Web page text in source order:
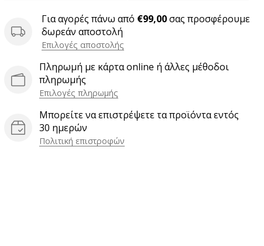
Για αγορές πάνω από €99,00σας προσφέρουμε
δωρεάν αποστολή
Επιλογές αποστολής
Πληρωμή με κάρτα online ή άλλες μέθοδοι
πληρωμής
Επιλογές πληρωμής
Μπορείτε να επιστρέψετε τα προϊόντα εντός
30 ημερών
Πολιτική επιστροφών